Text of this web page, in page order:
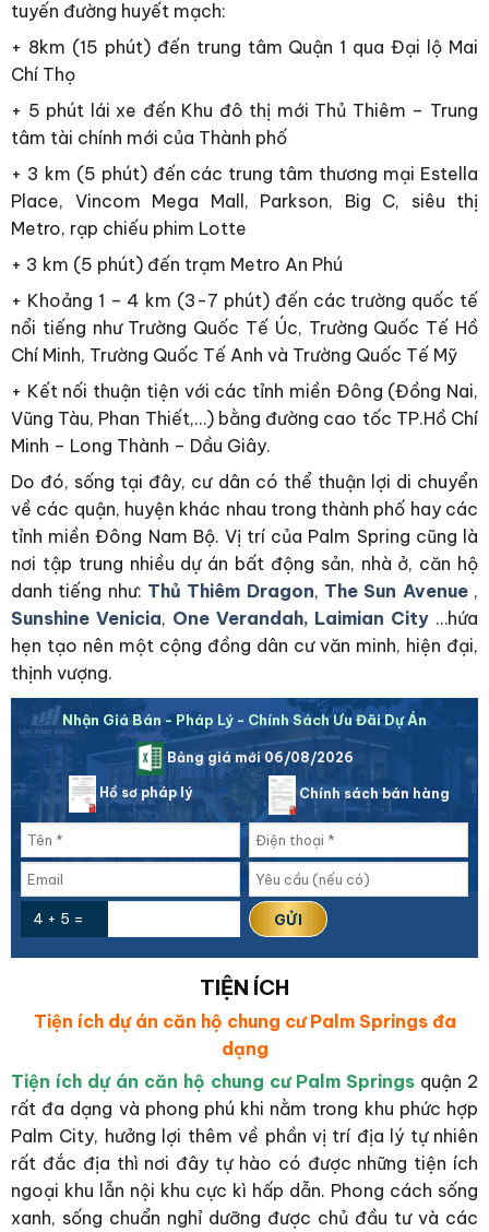
tuyến đường huyết mạch:
+ 8km (15 phút) đến trung tâm Quận 1 qua Đại lộ Mai
Chí Thọ
+ 5 phút lái xe đến Khu đô thị mới Thủ Thiêm – Trung
tâm tài chính mới của Thành phố
+ 3 km (5 phút) đến các trung tâm thương mại Estella
Place, Vincom Mega Mall, Parkson, Big C, siêu thị
Metro, rạp chiếu phim Lotte
+ 3 km (5 phút) đến trạm Metro An Phú
+ Khoảng 1 – 4 km (3-7 phút) đến các trường quốc tế
nổi tiếng như Trường Quốc Tế Úc, Trường Quốc Tế Hồ
Chí Minh, Trường Quốc Tế Anh và Trường Quốc Tế Mỹ
+ Kết nối thuận tiện với các tỉnh miền Đông (Đồng Nai,
Vũng Tàu, Phan Thiết,…) bằng đường cao tốc TP.Hồ Chí
Minh – Long Thành – Dầu Giây.
Do đó, sống tại đây, cư dân có thể thuận lợi di chuyển
về các quận, huyện khác nhau trong thành phố hay các
tỉnh miền Đông Nam Bộ. Vị trí của Palm Spring cũng là
nơi tập trung nhiều dự án bất động sản, nhà ở, căn hộ
danh tiếng như: Thủ Thiêm Dragon, The Sun Avenue,
Sunshine Venicia, One Verandah, Laimian City …hứa
hẹn tạo nên một cộng đồng dân cư văn minh, hiện đại,
thịnh vượng.
Nhận Giá Bán - Pháp Lý - Chính Sách Ưu Đãi Dự Án
Bảng giá mới 06/08/2026
Hồ sơ pháp lý Chính sách bán hàng
4 + 5 =
TIỆN ÍCH
Tiện ích dự án căn hộ chung cư Palm Springs đa
dạng
Tiện ích dự án căn hộ chung cư Palm Springs quận 2
rất đa dạng và phong phú khi nằm trong khu phức hợp
Palm City, hưởng lợi thêm về phần vị trí địa lý tự nhiên
rất đắc địa thì nơi đây tự hào có được những tiện ích
ngoại khu lẫn nội khu cực kì hấp dẫn. Phong cách sống
xanh, sống chuẩn nghỉ dưỡng được chủ đầu tư và các